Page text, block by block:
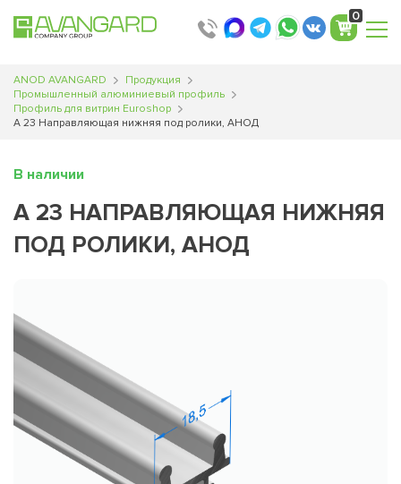
0
ANOD AVANGARD
Продукция
Промышленный алюминиевый профиль
Профиль для витрин Euroshop
А 23 Направляющая нижняя под ролики, АНОД
В наличии
А 23 НАПРАВЛЯЮЩАЯ НИЖНЯЯ
ПОД РОЛИКИ, АНОД